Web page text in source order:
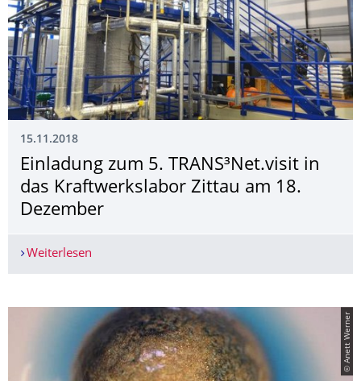
15.11.2018
Einladung zum 5. TRANS³Net.visit in
das Kraftwerkslabor Zittau am 18.
Dezember
Weiterlesen
© Anett Werner